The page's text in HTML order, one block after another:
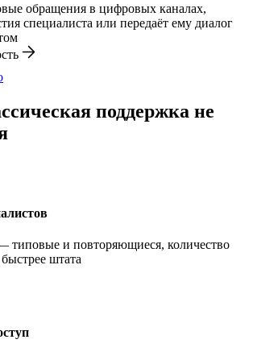
обращения в цифровых каналах,
специалиста или передаёт ему диалог
поддержка не
типовые и повторяющиеся, количество
штата